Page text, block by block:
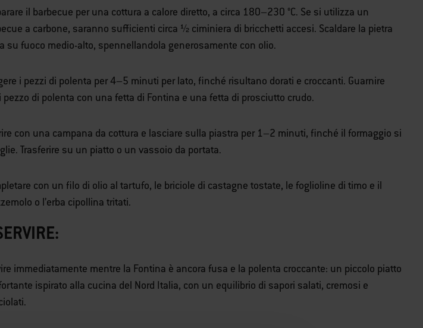
il barbecue per una cottura a calore diretto, a circa 180–230 °C. Se si utilizza un
a carbone, saranno sufficienti circa ½ ciminiera di bricchetti accesi. Scaldare la pietra
su fuoco medio-alto, spennellandola generosamente con olio.
i pezzi di polenta per 4–5 minuti per lato, finché risultano dorati e croccanti. Guarnire
pezzo di polenta con una fetta di Fontina e una fetta di prosciutto crudo.
con una campana da cottura e lasciare sulla piastra per 1–2 minuti, finché il formaggio si
Trasferire su un piatto o un vassoio da portata.
con un filo di olio al tartufo, le briciole di castagne tostate, le foglioline di timo e il
o l’erba cipollina tritati.
immediatamente mentre la Fontina è ancora fusa e la polenta croccante: un piccolo piatto
ispirato alla cucina del Nord Italia, con un equilibrio di sapori salati, cremosi e